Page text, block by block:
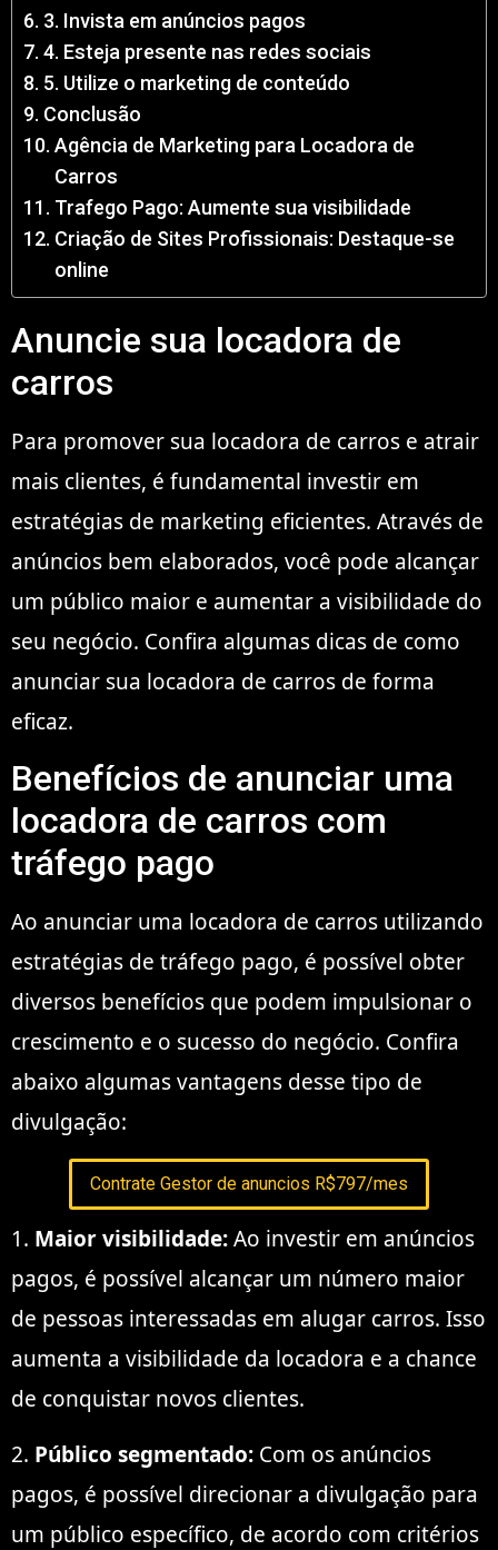
3. Invista em anúncios pagos
4. Esteja presente nas redes sociais
5. Utilize o marketing de conteúdo
Conclusão
Agência de Marketing para Locadora de
Carros
Trafego Pago: Aumente sua visibilidade
Criação de Sites Profissionais: Destaque-se
online
Anuncie sua locadora de
carros
Para promover sua locadora de carros e atrair
mais clientes, é fundamental investir em
estratégias de marketing eficientes. Através de
anúncios bem elaborados, você pode alcançar
um público maior e aumentar a visibilidade do
seu negócio. Confira algumas dicas de como
anunciar sua locadora de carros de forma
eficaz.
Benefícios de anunciar uma
locadora de carros com
tráfego pago
Ao anunciar uma locadora de carros utilizando
estratégias de tráfego pago, é possível obter
diversos benefícios que podem impulsionar o
crescimento e o sucesso do negócio. Confira
abaixo algumas vantagens desse tipo de
divulgação:
Contrate Gestor de anuncios R$797/mes
1. Maior visibilidade:Ao investir em anúncios
pagos, é possível alcançar um número maior
de pessoas interessadas em alugar carros. Isso
aumenta a visibilidade da locadora e a chance
de conquistar novos clientes.
2. Público segmentado: Com os anúncios
pagos, é possível direcionar a divulgação para
um público específico, de acordo com critérios